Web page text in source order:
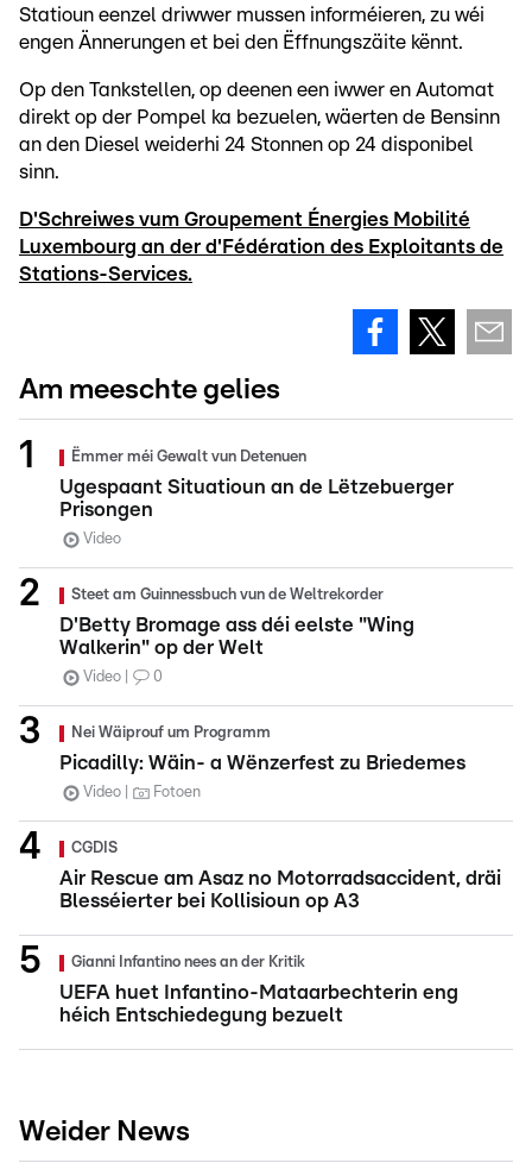
Statioun eenzel driwwer mussen informéieren, zu wéi
engen Ännerungen et bei den Ëffnungszäite kënnt.
Op den Tankstellen, op deenen een iwwer en Automat
direkt op der Pompel ka bezuelen, wäerten de Bensinn
an den Diesel weiderhi 24 Stonnen op 24 disponibel
sinn.
D'Schreiwes vum Groupement Énergies Mobilité
Luxembourg an der d'Fédération des Exploitants de
Stations-Services.
Am meeschte gelies
Ëmmer méi Gewalt vun Detenuen
Ugespaant Situatioun an de Lëtzebuerger
Prisongen
Video
Steet am Guinnessbuch vun de Weltrekorder
D'Betty Bromage ass déi eelste "Wing
Walkerin" op der Welt
Video 0
Nei Wäiprouf um Programm
Picadilly: Wäin- a Wënzerfest zu Briedemes
Video Fotoen
CGDIS
Air Rescue am Asaz no Motorradsaccident, dräi
Blesséierter bei Kollisioun op A3
Gianni Infantino nees an der Kritik
UEFA huet Infantino-Mataarbechterin eng
héich Entschiedegung bezuelt
Weider News